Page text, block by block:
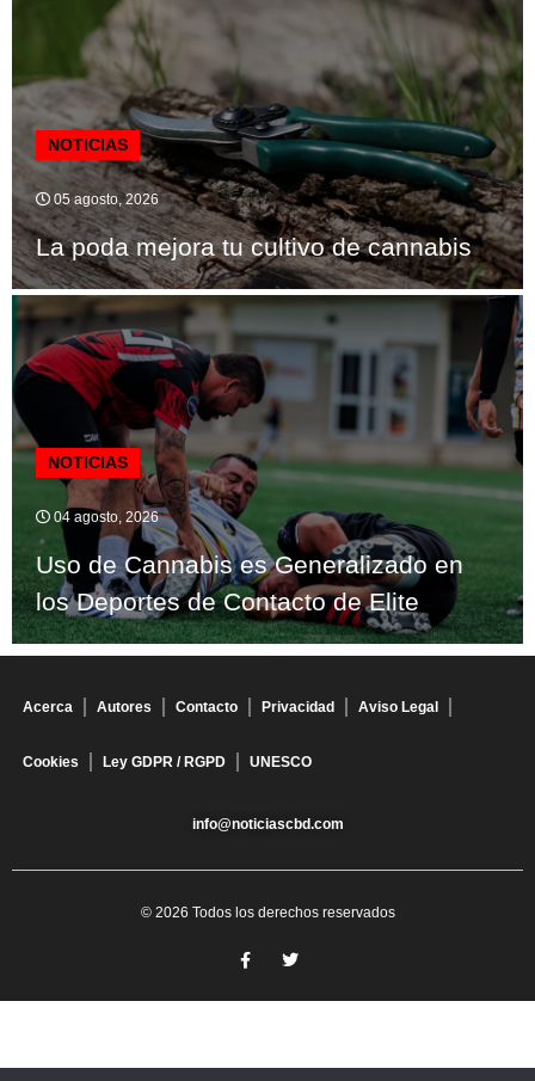
NOTICIAS
05 agosto, 2026
La poda mejora tu cultivo de cannabis
NOTICIAS
04 agosto, 2026
Uso de Cannabis es Generalizado en
los Deportes de Contacto de Elite
Acerca Autores Contacto Privacidad Aviso Legal
Cookies Ley GDPR / RGPD UNESCO
info@noticiascbd.com
© 2026 Todos los derechos reservados